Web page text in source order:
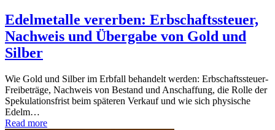
Edelmetalle vererben: Erbschaftssteuer,
Nachweis und Übergabe von Gold und
Silber
Wie Gold und Silber im Erbfall behandelt werden: Erbschaftssteuer-
Freibeträge, Nachweis von Bestand und Anschaffung, die Rolle der
Spekulationsfrist beim späteren Verkauf und wie sich physische
Edelm…
Read more